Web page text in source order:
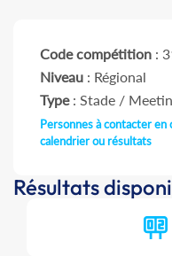
Code compétition :
Niveau : Régional
Type: Stade /
Personnes à contacter
calendrier ou résultats
Résultats